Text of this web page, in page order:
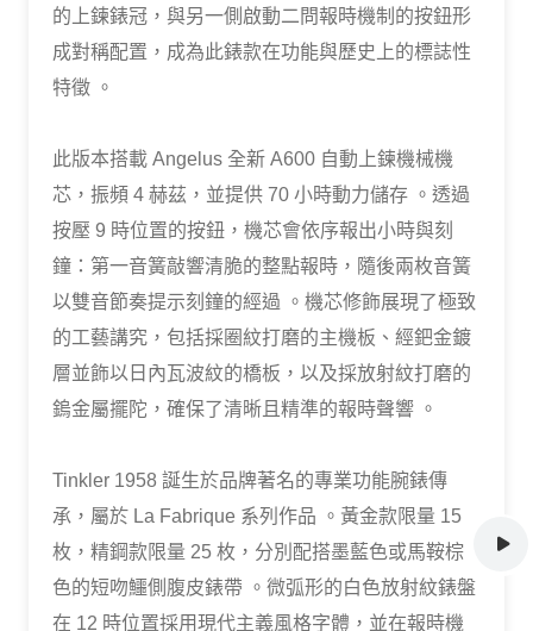
的上鍊錶冠，與另一側啟動二問報時機制的按鈕形
成對稱配置，成為此錶款在功能與歷史上的標誌性
特徵 。
此版本搭載 Angelus 全新 A600 自動上鍊機械機
芯，振頻 4 赫茲，並提供 70 小時動力儲存 。透過
按壓 9 時位置的按鈕，機芯會依序報出小時與刻
鐘：第一音簧敲響清脆的整點報時，隨後兩枚音簧
以雙音節奏提示刻鐘的經過 。機芯修飾展現了極致
的工藝講究，包括採圈紋打磨的主機板、經鈀金鍍
層並飾以日內瓦波紋的橋板，以及採放射紋打磨的
鎢金屬擺陀，確保了清晰且精準的報時聲響 。
Tinkler 1958 誕生於品牌著名的專業功能腕錶傳
承，屬於 La Fabrique 系列作品 。黃金款限量 15
枚，精鋼款限量 25 枚，分別配搭墨藍色或馬鞍棕
色的短吻鱷側腹皮錶帶 。微弧形的白色放射紋錶盤
在 12 時位置採用現代主義風格字體，並在報時機